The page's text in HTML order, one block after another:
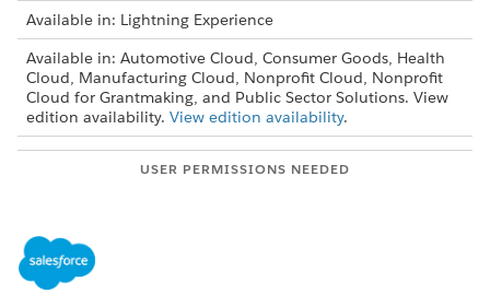
Available in: Lightning Experience
Available in: Automotive Cloud, Consumer Goods, Health
Cloud, Manufacturing Cloud, Nonprofit Cloud, Nonprofit
Cloud for Grantmaking, and Public Sector Solutions. View
edition availability. View edition availability.
USER PERMISSIONS NEEDED